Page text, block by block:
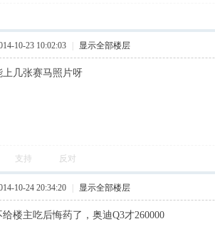
10-23 10:02:03 显示全部楼层
上几张赛马照片呀
支持 反对
10-24 20:34:20 显示全部楼层
楼主吃后悔药了，奥迪Q3才260000